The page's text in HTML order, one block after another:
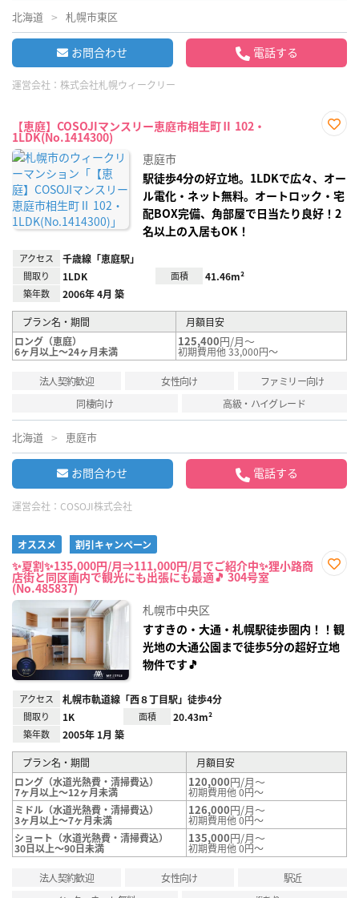
北海道 札幌市東区
お問合わせ 電話する
運営会社： 株式会社札幌ウィークリー
【恵庭】COSOJIマンスリー恵庭市相生町Ⅱ 102・
1LDK(No.1414300)
録
恵庭市
駅徒歩4分の好立地。1LDKで広々、オー
ル電化・ネット無料。オートロック・宅
配BOX完備、角部屋で日当たり良好！2
名以上の入居もOK！
アクセス 千歳線「恵庭駅」
間取り 1LDK 面積 41.46m²
築年数 2006年 4月 築
プラン名・期間
月額目安
ロング（恵庭）
6ヶ月以上～24ヶ月未満
125,400円/月～
初期費用他 33,000円～
法人契約歓迎 女性向け
ファミリー向け
同棲向け
高級・ハイグレード
北海道 恵庭市
お問合わせ 電話する
運営会社： COSOJI株式会社
オススメ 割引キャンペーン
✨夏割✨135,000円/月⇒111,000円/月でご紹介中✨狸小路商
店街と同区画内で観光にも出張にも最適🎵 304号室
(No.485837)
札幌市中央区
すすきの・大通・札幌駅徒歩圏内！！観
光地の大通公園まで徒歩5分の超好立地
物件です🎵
アクセス 札幌市軌道線「西８丁目駅」徒歩4分
間取り 1K 面積 20.43m²
築年数 2005年 1月 築
プラン名・期間
月額目安
ロング（水道光熱費・清掃費込）
7ヶ月以上～12ヶ月未満
120,000円/月～
初期費用他 0円～
ミドル（水道光熱費・清掃費込）
3ヶ月以上～7ヶ月未満
126,000円/月～
初期費用他 0円～
ショート（水道光熱費・清掃費込）
30日以上～90日未満
135,000円/月～
初期費用他 0円～
法人契約歓迎 女性向け
駅近